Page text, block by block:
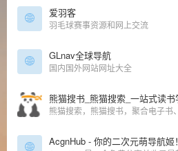
爱羽客
羽毛球赛事资源和网上交流
GLnav全球导航
国内国外网站网址大全
AcgnHub - 你的二次元萌导航姬！